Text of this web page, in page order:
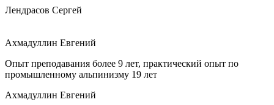
Лендрасов Сергей
Ахмадуллин Евгений
Опыт преподавания более 9 лет, практический опыт по
промышленному альпинизму 19 лет
Ахмадуллин Евгений